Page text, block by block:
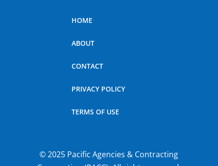
HOME
ABOUT
CONTACT
PRIVACY POLICY
TERMS OF USE
© 2025 Pacific Agencies & Contracting